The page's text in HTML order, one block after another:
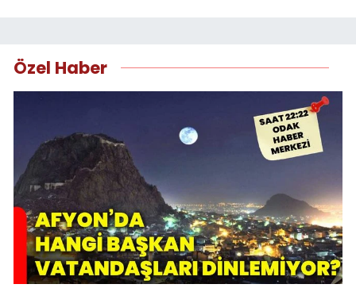
Özel Haber